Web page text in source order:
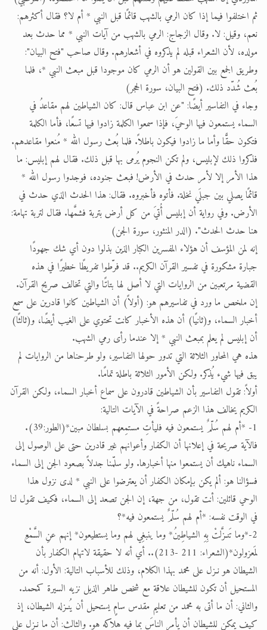
ثم اختلفوا فيما إذا كان الرمي بالشهب قائمًا قبل النبي * أم لا؟ فقال أكثرهم:
نعم، وقيل: لا. وقال الزجاج: الرمي بالشهب من آيات النبي * مما حدث بعد
مولده، لأن الشعراء قبله لم يذكروه في أشعارهم. وقال صاحب "فتح البيان":
وطريق الجمع بين القولين هو أن الرمي كان موجودا قبل مبعث النبي *، فلما
بُعث شُدّد ذلك. (فتح البيان، سورة الحجر)
وجاء في التفاسير أيضًا: "عن ابن عباس قال: كان الشياطين لهم مقاعدُ في
السماء يستمعون فيها الوحيَ، فإذا سمعوا الكلمة زادوا فيها تسعًا، فأما الكلمة
فتكون حقًّا وأما ما زادوا فيكون باطلاً. فلما بُعث رسول الله * مُنعوا مقاعدهم.
فذكروا ذلك لإبليس، ولم تكن النجوم يُرمى بها قبل ذلك. فقال لهم إبليس: ما
هذا الأمر إلا لأمر حدث في الأرض! فبعث جنوده، فوجدوا رسول الله *
قائمًا يصلي بين جبلَي نخلة. فأتوه فأخبروه. فقال: هذا الحدث الذي حدث في
الأرض. وفي رواية أن إبليس أُتيَ من كل أرض بتربة فشمَّها. فقال لتربة تهامة:
هنا حدث الحدث". (الدر المنثور، سورة الجن)
إنه لمن المؤسف أن هؤلاء المفسرين الكبار الذين بذلوا دون أي شك جهودًا
جبارة مشكورة في تفسير القرآن الكريم.. قد فرّطوا تفريطًا خطيرًا في هذه
القضية مرتعبين من الروايات التي لا أصل لها بتاتًا والتي تخالف صريح القرآن.
إن ملخص ما ورد في تفاسيرهم هو: (أولاً) أن الشياطين كانوا قادرين على سمع
أخبار السماء، و(ثانيًا) أن هذه الأخبار كانت تحتوي على الغيب أيضًا، و(ثالثًا)
أن إبليس لم يعلم بمبعث النبي * إلا عندما رأى رمي الشهب.
هذه هي المحاور الثلاثة التي تدور حولها التفاسير، ولو طرحناها من الروايات لم
يبق فيها شيء يُذكر. ولكن الأمور الثلاثة باطلة تمامًا.
أولاً: تقول التفاسير بأن الشياطين قادرون على سماع أخبار السماء، ولكن القرآن
الكريم يخالف هذا الزعم صراحةً في الآيات التالية:
1- *أم لهم سُلّمٌ يستمعون فيه فليأتِ مستمِعهم بسلطان مبين*(الطور:39).
فالآية صريحة في إعلانها أن الكفار وأعوانهم غير قادرين حتى على الوصول إلى
السماء ناهيك أن يستمعوا منها أخبارها. ولو سلّمنا جدلاً بصعود الجن إلى السماء
فسؤالنا هو: ألم يكن بإمكان الكفار أن يعترضوا على النبي * لدى نزول هذا
الوحي قائلين: أنت تقول، من جهة، إن الجن تصعد إلى السماء، فكيف تقول لنا
في الوقت نفسه: *أم لهم سُلّمٌ يستمعون فيه*؟
2-*وما تَنـزَّلتْ بِهِ الشياطِينُ* وما ينبغِي لهم وما يستطيعون* إنهم عنِ السَّمْعِ
لمَعزولون*(الشعراء: 211 -213).. أي أنه لا حقيقة لاتهام الكفار بأن
الشيطان هو نـزل على محمد بهذا الكلام، وذلك للأسباب التالية: الأول: أنه من
المستحيل أن تكون للشيطان علاقة مع شخص طاهر الذيل نزيه السيرة كمحمد.
والثاني: أن ما أتى به محمد من تعليم مقدس سامٍ يستحيل أن يُنـزله الشيطان، إذ
كيف يمكن للشيطان أن يأمر الناسَ بما فيه هلاكه هو. والثالث: أن ما نـزل على